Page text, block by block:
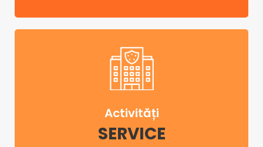
Activități
SERVICE